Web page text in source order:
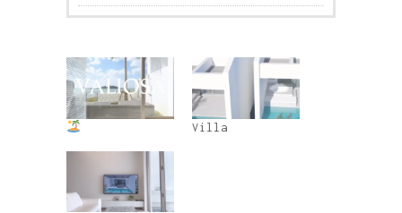
Villa